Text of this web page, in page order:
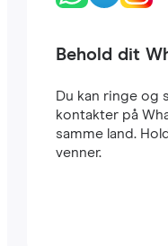
Behold dit
Du kan ringe og
kontakter på
samme land.
venner.